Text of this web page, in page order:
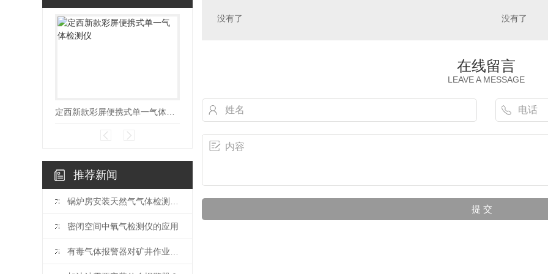
定西新款彩屏便携式单一气体检测仪
推荐新闻
锅炉房安装天然气气体检测仪的重要性有哪些?
密闭空间中氧气检测仪的应用
有毒气体报警器对矿井作业的重要性
没有了 没有了
在线留言
LEAVE A MESSAGE